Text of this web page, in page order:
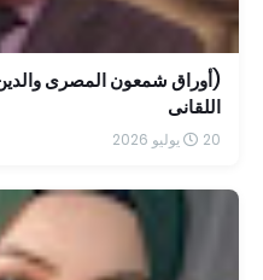
(أوراق شمعون المصرى والدين
اللقانى
20 يوليو 2026